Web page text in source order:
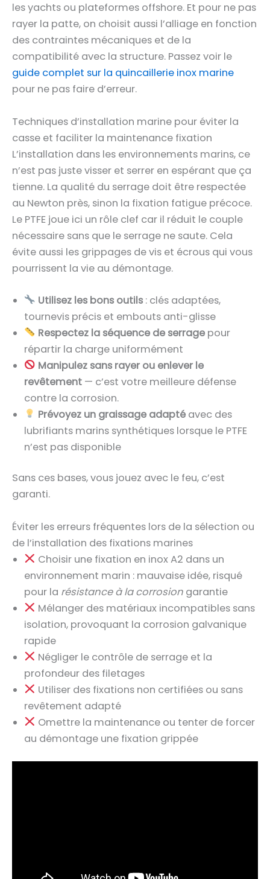
les yachts ou plateformes offshore. Et pour ne pas
rayer la patte, on choisit aussi l’alliage en fonction
des contraintes mécaniques et de la
compatibilité avec la structure. Passez voir le
guide complet sur la quincaillerie inox marine
pour ne pas faire d’erreur.
Techniques d’installation marine pour éviter la
casse et faciliter la maintenance fixation
L’installation dans les environnements marins, ce
n’est pas juste visser et serrer en espérant que ça
tienne. La qualité du serrage doit être respectée
au Newton près, sinon la fixation fatigue précoce.
Le PTFE joue ici un rôle clef car il réduit le couple
nécessaire sans que le serrage ne saute. Cela
évite aussi les grippages de vis et écrous qui vous
pourrissent la vie au démontage.
Utilisez les bons outils: clés adaptées,
tournevis précis et embouts anti-glisse
Respectez la séquence de serragepour
répartir la charge uniformément
Manipulez sans rayer ou enlever le
revêtement — c’est votre meilleure défense
contre la corrosion.
Prévoyez un graissage adaptéavec des
lubrifiants marins synthétiques lorsque le PTFE
n’est pas disponible
Sans ces bases, vous jouez avec le feu, c’est
garanti.
Éviter les erreurs fréquentes lors de la sélection ou
de l’installation des fixations marines
Choisir une fixation en inox A2 dans un
environnement marin : mauvaise idée, risqué
pour la résistance à la corrosion garantie
Mélanger des matériaux incompatibles sans
isolation, provoquant la corrosion galvanique
rapide
Négliger le contrôle de serrage et la
profondeur des filetages
Utiliser des fixations non certifiées ou sans
revêtement adapté
Omettre la maintenance ou tenter de forcer
au démontage une fixation grippée